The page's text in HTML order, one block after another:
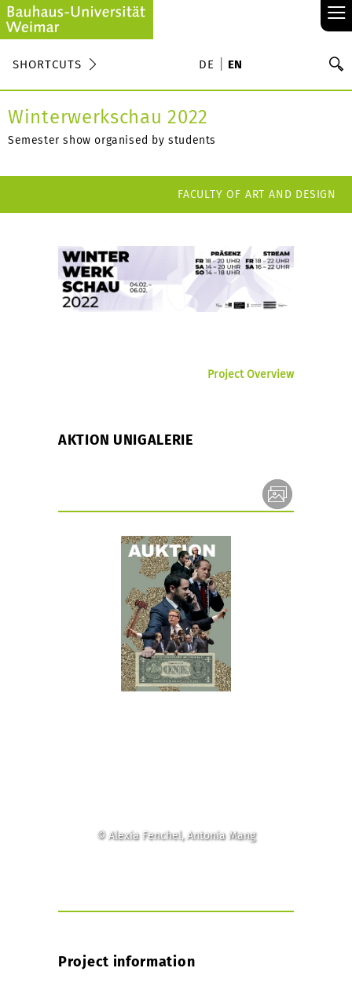
≡
SHORTCUTS DE EN
Winterwerkschau 2022
Semester show organised by students
FACULTY OF ART AND DESIGN
Project Overview
AKTION UNIGALERIE
© Alexia Fenchel, Antonia Mang
Project information